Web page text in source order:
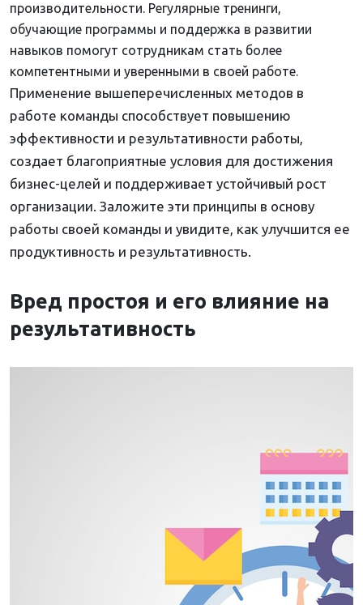
производительности. Регулярные тренинги,
обучающие программы и поддержка в развитии
навыков помогут сотрудникам стать более
компетентными и уверенными в своей работе.
Применение вышеперечисленных методов в
работе команды способствует повышению
эффективности и результативности работы,
создает благоприятные условия для достижения
бизнес-целей и поддерживает устойчивый рост
организации. Заложите эти принципы в основу
работы своей команды и увидите, как улучшится ее
продуктивность и результативность.
Вред простоя и его влияние на
результативность